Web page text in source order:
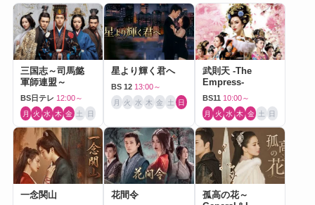
三国志～司馬懿
軍師連盟～
BS日テレ 12:00～
月 火 水 木 金 土 日
星より輝く君へ
BS 12 13:00～
月 火 水 木 金 土 日
武則天 -The
Empress-
BS11 10:00～
月 火 水 木 金 土 日
一念関山 花間令
孤高の花～